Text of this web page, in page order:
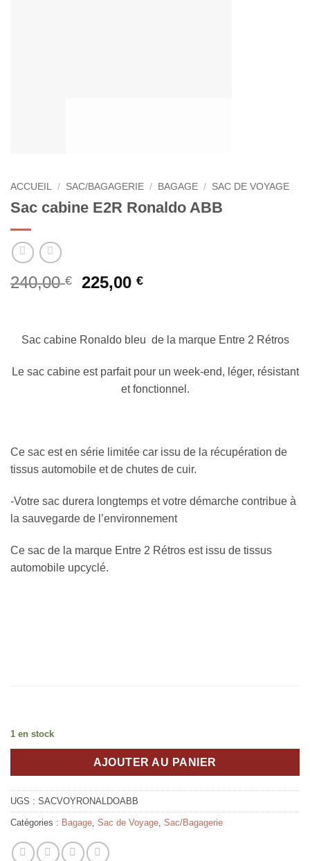
ACCUEIL / SAC/BAGAGERIE / BAGAGE / SAC DE VOYAGE
Sac cabine E2R Ronaldo ABB
240,00€
Le
était :
240,00 €.
225,00€Le
est :
225,00 €.
Sac cabine Ronaldo bleu de la marque Entre 2 Rétros
Le sac cabine est parfait pour un week-end, léger, résistant
et fonctionnel.
Ce sac est en série limitée car issu de la récupération de
tissus automobile et de chutes de cuir.
-Votre sac durera longtemps et votre démarche contribue à
la sauvegarde de l’environnement
Ce sac de la marque Entre 2 Rétros est issu de tissus
automobile upcyclé.
1 en stock
AJOUTER AU PANIER
UGS : SACVOYRONALDOABB
Catégories : Bagage Sac de Voyage Sac/Bagagerie